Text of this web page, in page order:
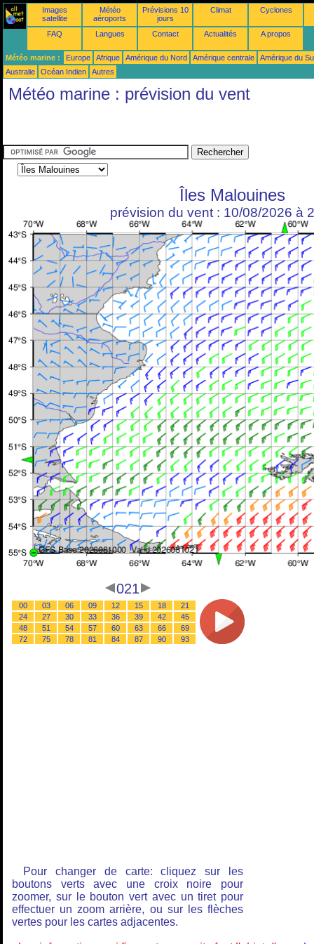
Images
satellite
Météo
aéroports
Prévisions 10
jours
Climat Cyclones
FAQ Langues Contact Actualités A propos
Météo marine : Europe Afrique Amérique du Nord Amérique centrale
Amérique du
Australie
Océan Indien Autres
Météo marine : prévision du vent
Îles Malouines
prévision du vent : 10/08/2026 à
021
00 03 06 09 12 15 18
21
24
27 30 33 36 39 42
45
48
51 54 57 60 63 66
69
72
75 78 81 84 87 90 93
Pour changer de carte: cliquez sur les
boutons verts avec une croix noire pour
zoomer, sur le bouton vert avec un tiret pour
effectuer un zoom arrière, ou sur les flèches
vertes pour les cartes adjacentes.